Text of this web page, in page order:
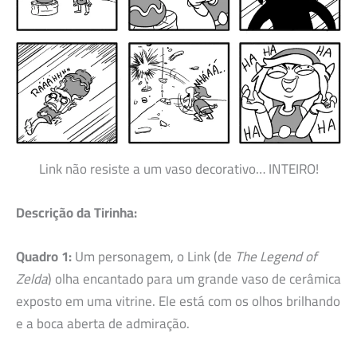
Link não resiste a um vaso decorativo… INTEIRO!
Descrição da Tirinha:
Quadro 1:Um personagem, o Link (de The Legend of
Zelda) olha encantado para um grande vaso de cerâmica
exposto em uma vitrine. Ele está com os olhos brilhando
e a boca aberta de admiração.